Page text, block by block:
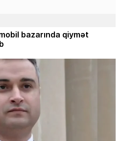
bazarında qiymət